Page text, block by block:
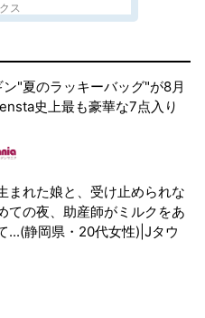
ス
"夏のラッキーバッグ"が8月
史上最も豪華な7点入り
まれた娘と、受け止められな
ての夜、助産師がミルクをあ
...(静岡県・20代女性)|Jタウ